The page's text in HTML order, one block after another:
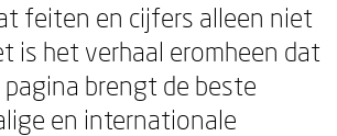
feiten en cijfers alleen niet
is het verhaal eromheen dat
brengt de beste
en internationale